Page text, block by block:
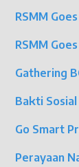
Klinik
RSMM
RSMM
Gathering
Bakti Sosial
Go Smart
Perayaan